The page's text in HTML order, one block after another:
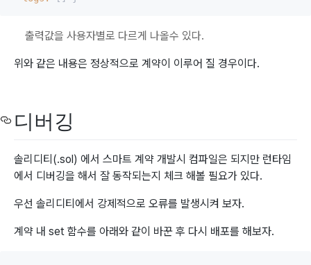
출력값을 사용자별로 다르게 나올수 있다.
위와 같은 내용은 정상적으로 계약이 이루어 질 경우이다.
디버깅
솔리디티(.sol) 에서 스마트 계약 개발시 컴파일은 되지만 런타임
에서 디버깅을 해서 잘 동작되는지 체크 해볼 필요가 있다.
우선 솔리디티에서 강제적으로 오류를 발생시켜 보자.
계약 내 set 함수를 아래와 같이 바꾼 후 다시 배포를 해보자.